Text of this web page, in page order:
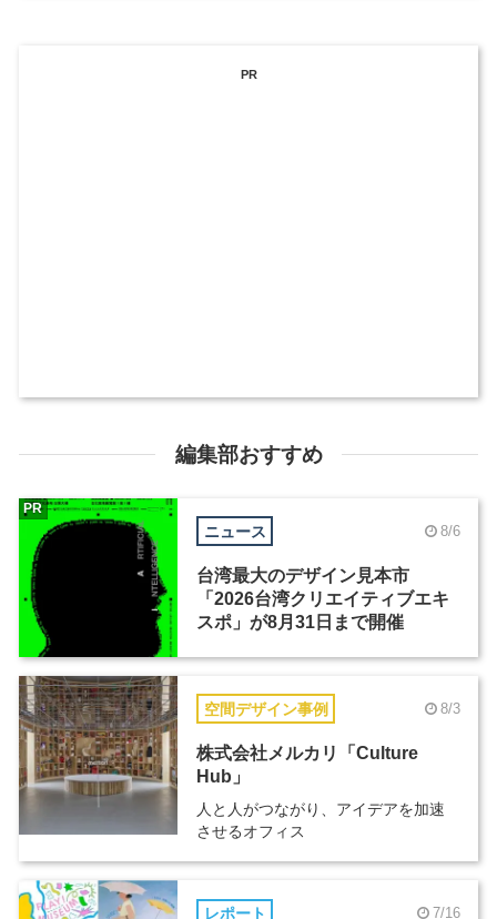
PR
編集部おすすめ
ニュース 8/6
台湾最大のデザイン見本市
「2026台湾クリエイティブエキ
スポ」が8月31日まで開催
PR
空間デザイン事例 8/3
株式会社メルカリ「Culture
Hub」
人と人がつながり、アイデアを加速
させるオフィス
レポート 7/16